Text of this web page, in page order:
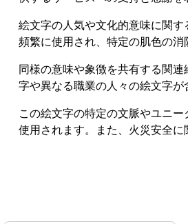
絵文字の人気や文化的意味に関
頻繁に使用され、特定の肌色の消
同様の意味や象徴を共有する関
字や異なる職業の人々の絵文字が
この絵文字の特定の文脈やユニ
使用されます。また、火災安全